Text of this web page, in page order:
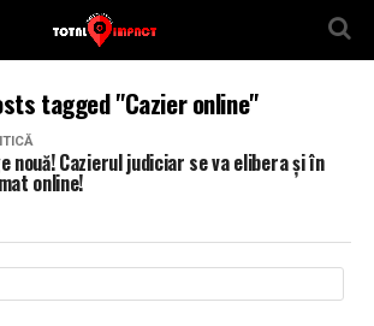
tagged "Cazier online"
nouă! Cazierul judiciar se va elibera și în
online!